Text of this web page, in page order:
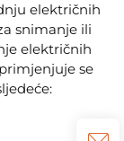
električnih
snimanje ili
električnih
se